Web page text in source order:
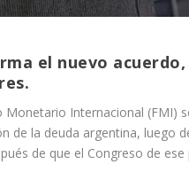
el nuevo
Monetario Internacional (FMI)
de la deuda argentina, luego
de que el Congreso de